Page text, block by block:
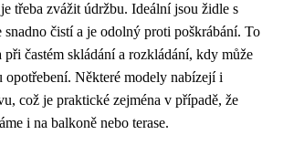
třeba zvážit údržbu. Ideální jsou židle s
snadno čistí a je odolný proti poškrábání. To
při častém skládání a rozkládání, kdy může
opotřebení. Některé modely nabízejí i
což je praktické zejména v případě, že
i na balkoně nebo terase.